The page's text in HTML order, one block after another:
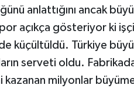
anlattığını ancak
açıkça gösteriyor ki
küçültüldü. Türkiye
serveti oldu.
kazanan milyonlar